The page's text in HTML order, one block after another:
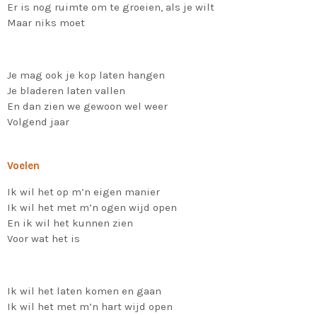
Er is nog ruimte om te groeien, als je wilt
Maar niks moet
Je mag ook je kop laten hangen
Je bladeren laten vallen
En dan zien we gewoon wel weer
Volgend jaar
Voelen
Ik wil het op m’n eigen manier
Ik wil het met m’n ogen wijd open
En ik wil het kunnen zien
Voor wat het is
Ik wil het laten komen en gaan
Ik wil het met m’n hart wijd open